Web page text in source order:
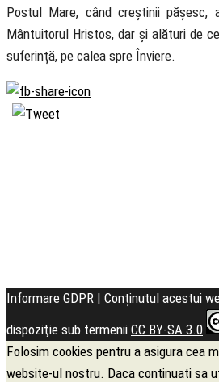
Postul Mare, când creștinii pășesc,
Mântuitorul Hristos, dar și alături de
suferință, pe calea spre Înviere.
Informare GDPR | Conținutul acestui
dispoziţie sub termenii CC BY-SA 3.0
Folosim cookies pentru a asigura cea
website-ul nostru. Daca continuati sa